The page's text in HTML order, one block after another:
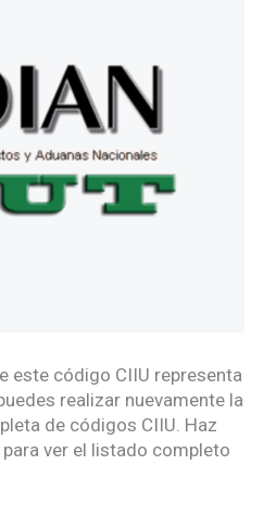
este código CIIU representa
realizar nuevamente la
de códigos CIIU. Haz
ver el listado completo